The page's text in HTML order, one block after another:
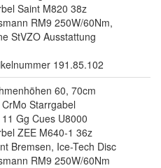
Saint M820 38z
RM9 250W/60Nm,
StVZO Ausstattung
191.85.102
60, 70cm
CrMo Starrgabel
11 Gg Cues U8000
ZEE M640-1 36z
Bremsen, Ice-Tech Disc
RM9 250W/60Nm